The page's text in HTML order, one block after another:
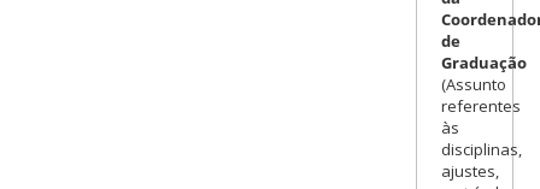
de
Graduação
(Assunto
referentes
às
disciplinas,
ajustes,